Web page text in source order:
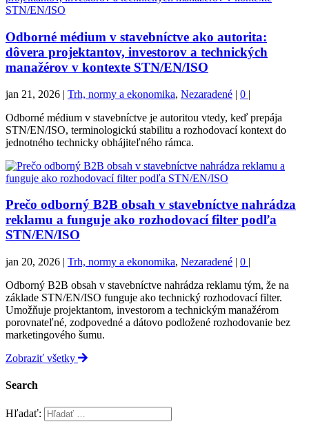
Odborné médium v stavebníctve ako autorita:
dôvera projektantov, investorov a technických
manažérov v kontexte STN/EN/ISO
jan 21, 2026 | Trh, normy a ekonomika, Nezaradené | 0 |
Odborné médium v stavebníctve je autoritou vtedy, keď prepája
STN/EN/ISO, terminologickú stabilitu a rozhodovací kontext do
jednotného technicky obhájiteľného rámca.
Prečo odborný B2B obsah v stavebníctve nahrádza
reklamu a funguje ako rozhodovací filter podľa
STN/EN/ISO
jan 20, 2026 | Trh, normy a ekonomika, Nezaradené | 0 |
Odborný B2B obsah v stavebníctve nahrádza reklamu tým, že na
základe STN/EN/ISO funguje ako technický rozhodovací filter.
Umožňuje projektantom, investorom a technickým manažérom
porovnateľné, zodpovedné a dátovo podložené rozhodovanie bez
marketingového šumu.
Zobraziť všetky
Search
Hľadať: